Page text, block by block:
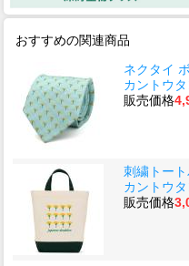
おすすめの関連商品
ネクタイ
カントウ
販売価格
刺繍トー
カントウ
販売価格